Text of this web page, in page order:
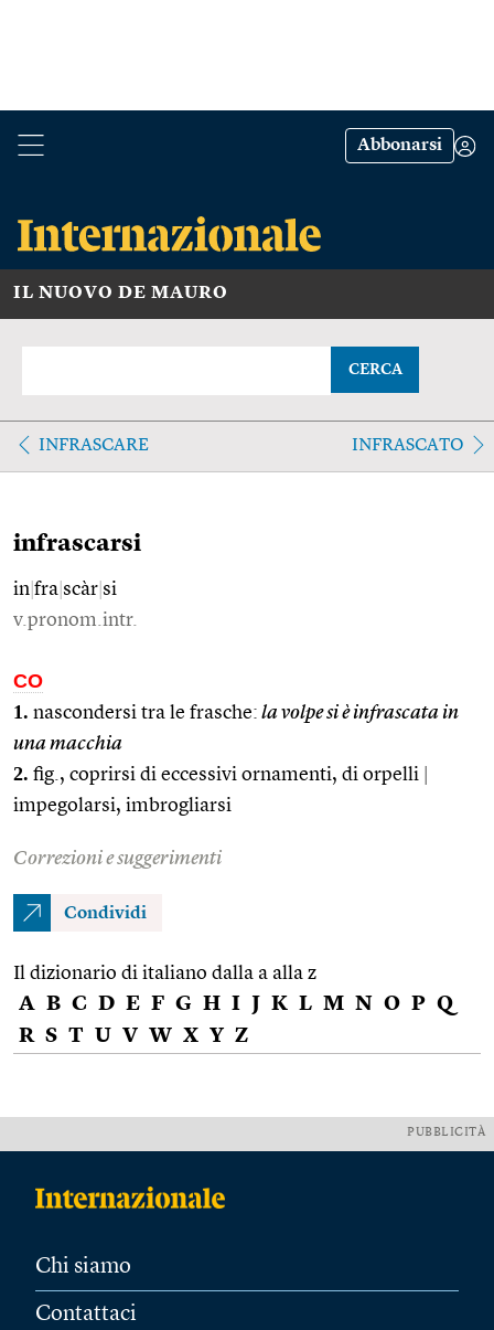
Abbonarsi
IL NUOVO DE MAURO
CERCA
INFRASCARE INFRASCATO
infrascarsi
in fra scàr si
v.pronom.intr.
CO
1. nascondersi tra le frasche: la volpe si è infrascata in
una macchia
2. fig., coprirsi di eccessivi ornamenti, di orpelli
impegolarsi, imbrogliarsi
Correzioni e suggerimenti
Condividi
Il dizionario di italiano dalla a alla z
A B C D E F G H I J K L M N O P Q
R S T U V W X Y Z
PUBBLICITÀ
Chi siamo
Contattaci